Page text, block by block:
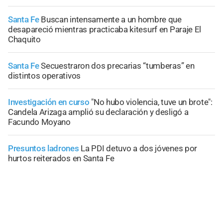
Santa Fe Buscan intensamente a un hombre que
desapareció mientras practicaba kitesurf en Paraje El
Chaquito
Santa FeSecuestraron dos precarias “tumberas” en
distintos operativos
Investigación en curso "No hubo violencia, tuve un brote":
Candela Arizaga amplió su declaración y desligó a
Facundo Moyano
Presuntos ladrones La PDI detuvo a dos jóvenes por
hurtos reiterados en Santa Fe